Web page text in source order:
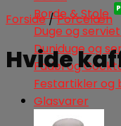
Borde & Stole
Duge og
Duniduge og
Fadøl og
Festartikler og
Glasvarer
Kaffe og Te
Forside/Porcelæn
Hvide